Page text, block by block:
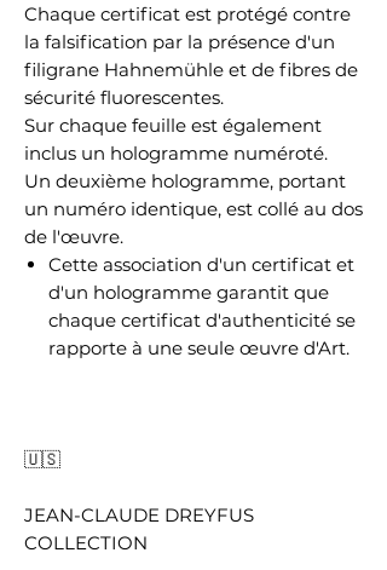
Chaque certificat est protégé contre
la falsification par la présence d'un
filigrane Hahnemühle et de fibres de
sécurité fluorescentes.
Sur chaque feuille est également
inclus un hologramme numéroté.
Un deuxième hologramme, portant
un numéro identique, est collé au dos
de l'œuvre.
Cette association d'un certificat et
d'un hologramme garantit que
chaque certificat d'authenticité se
rapporte à une seule œuvre d'Art.
🇺🇸
JEAN-CLAUDE DREYFUS
COLLECTION